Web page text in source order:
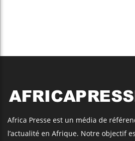
Africa Presse est un média de
l’actualité en Afrique. Notre objectif